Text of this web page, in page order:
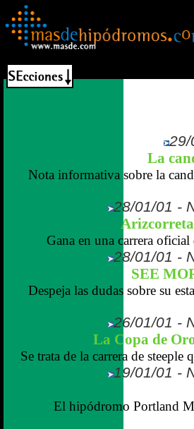
29/
La
Nota informativa sobre la
28/01/01 -
Gana en una carrera
28/01/01 -
SEE
Despeja las dudas sobre su
26/01/01 -
La Copa de
Se trata de la carrera de
19/01/01 -
El hipódromo Portland